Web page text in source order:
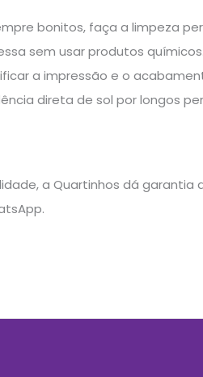
bonitos, faça a limpeza
sem usar produtos
a impressão e o
direta de sol por longos
a Quartinhos dá